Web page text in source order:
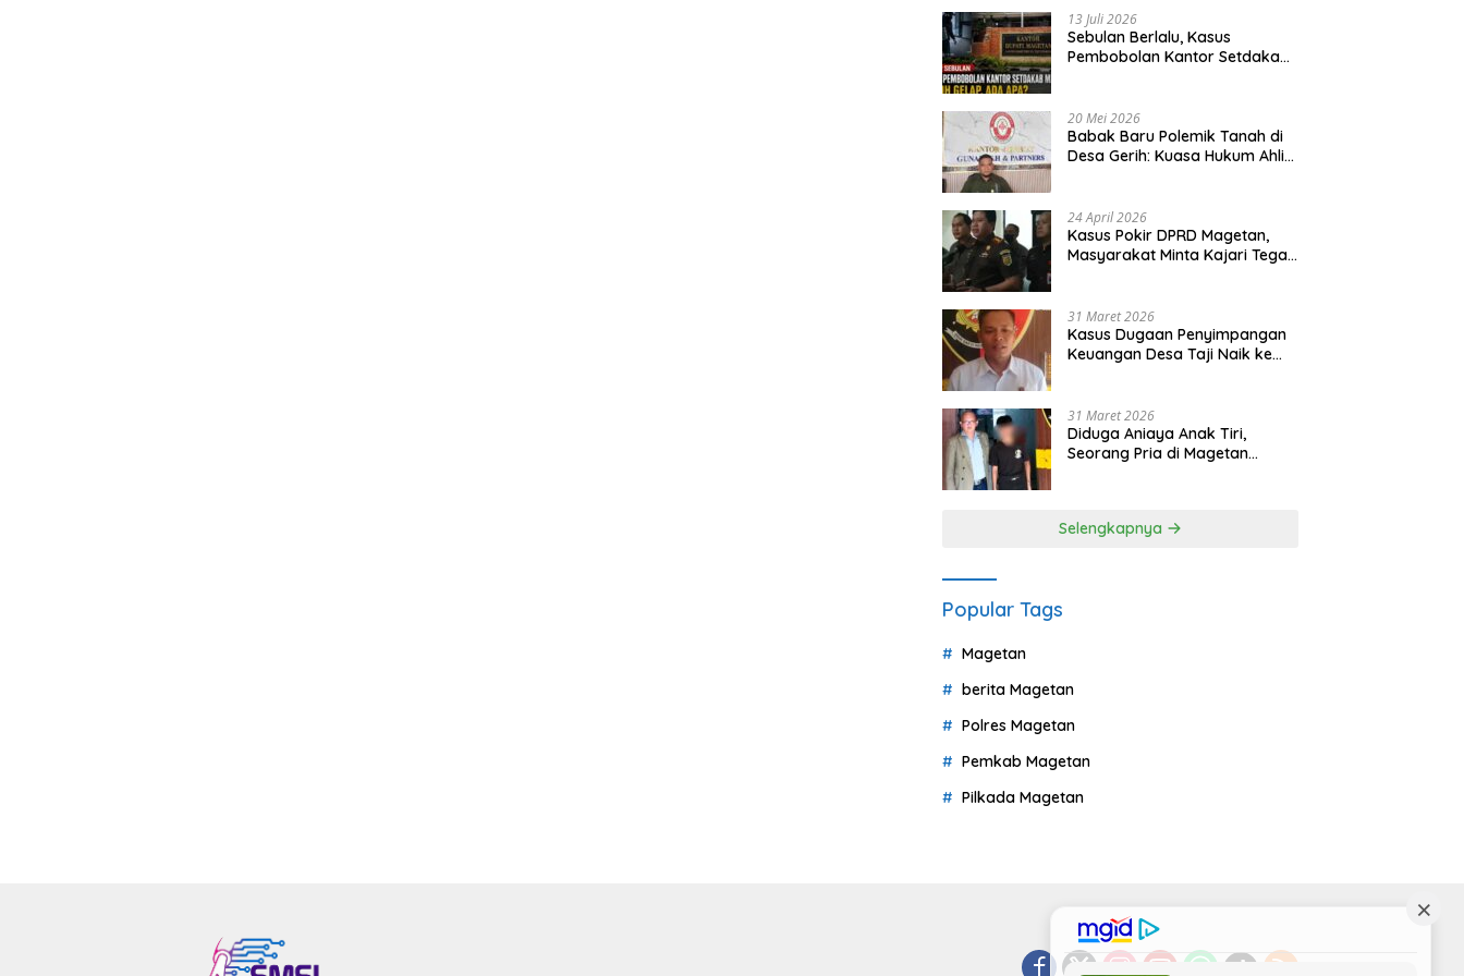
13 Juli 2026
Sebulan Berlalu, Kasus
Pembobolan Kantor Setdakab
20 Mei 2026
Babak Baru Polemik Tanah di
Desa Gerih: Kuasa Hukum Ahli
24 April 2026
Kasus Pokir DPRD Magetan,
Masyarakat Minta Kajari Tegak
31 Maret 2026
Kasus Dugaan Penyimpangan
Keuangan Desa Taji Naik ke
31 Maret 2026
Diduga Aniaya Anak Tiri,
Seorang Pria di Magetan
Selengkapnya
Popular Tags
Magetan
berita Magetan
Polres Magetan
Pemkab Magetan
Pilkada Magetan